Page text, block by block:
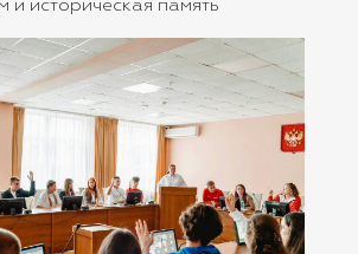
и историческая память